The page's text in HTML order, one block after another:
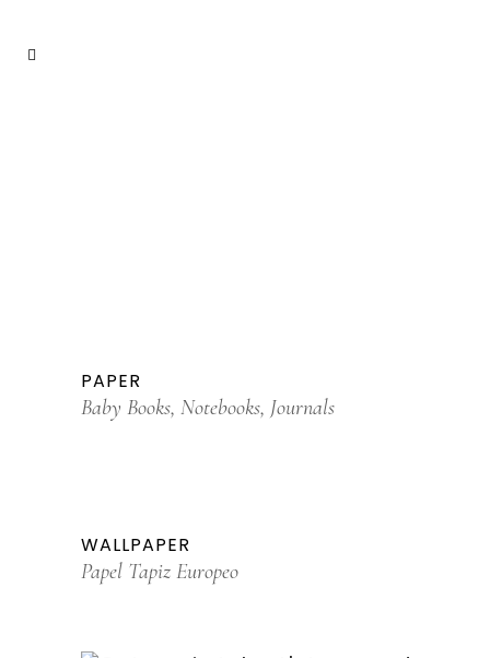
PAPER
Baby Books, Notebooks, Journals
WALLPAPER
Papel Tapiz Europeo